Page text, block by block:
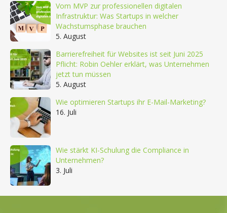
Vom MVP zur professionellen digitalen
Infrastruktur: Was Startups in welcher
Wachstumsphase brauchen
5. August
Barrierefreiheit für Websites ist seit Juni 2025
Pflicht: Robin Oehler erklärt, was Unternehmen
jetzt tun müssen
5. August
Wie optimieren Startups ihr E-Mail-Marketing?
16. Juli
Wie stärkt KI-Schulung die Compliance in
Unternehmen?
3. Juli